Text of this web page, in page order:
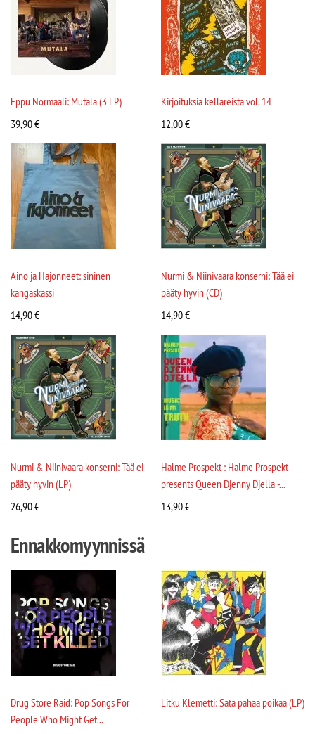
Eppu Normaali: Mutala (3 LP)
39,90€
Kirjoituksia kellareista vol. 14
12,00€
Aino ja Hajonneet: sininen
kangaskassi
14,90€
Nurmi & Niinivaara konserni: Tää ei
pääty hyvin (CD)
14,90€
Nurmi & Niinivaara konserni: Tää ei
pääty hyvin (LP)
26,90€
Halme Prospekt : Halme Prospekt
presents Queen Djenny Djella -...
13,90€
Ennakkomyynnissä
Drug Store Raid: Pop Songs For
People Who Might Get...
Litku Klemetti: Sata pahaa poikaa (LP)